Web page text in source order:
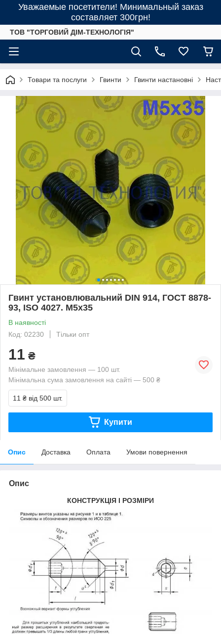
Уважаемые посетители! Минимальный заказ
составляет 300грн!
ТОВ "ТОРГОВИЙ ДІМ-ТЕХНОЛОГІЯ"
Товари та послуги Гвинти Гвинти настановні
Гвинт установлювальний DIN 914, ГОСТ 8878-
93, ISO 4027. М5х35
В наявності
Код: 02230
Тільки опт
11 ₴
Мінімальне замовлення — 100 шт.
Мінімальна сума замовлення на сайті — 500 ₴
11 ₴ від 500 шт.
Купити
Опис Доставка Оплата Умови повернення
Опис
КОНСТРУКЦІЯ І РОЗМІРИ